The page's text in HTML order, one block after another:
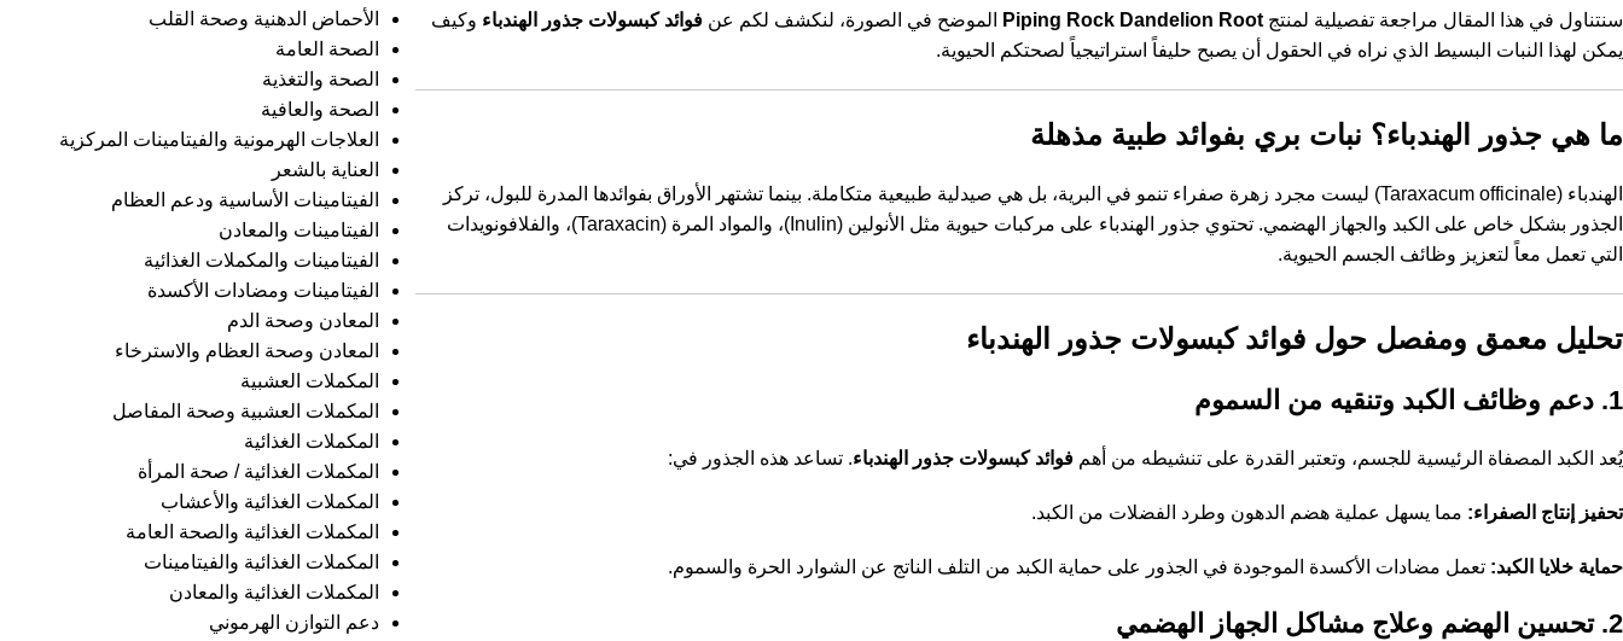
سنتناول في هذا المقال مراجعة تفصيلية لمنتج Piping Rock Dandelion Root الموضح في الصورة، لنكشف لكم عن فوائد كبسولات جذور الهندباء وكيف
يمكن لهذا النبات البسيط الذي نراه في الحقول أن يصبح حليفاً استراتيجياً لصحتكم الحيوية.
ما هي جذور الهندباء؟ نبات بري بفوائد طبية مذهلة
الهندباء (Taraxacum officinale) ليست مجرد زهرة صفراء تنمو في البرية، بل هي صيدلية طبيعية متكاملة. بينما تشتهر الأوراق بفوائدها المدرة للبول، تركز
الجذور بشكل خاص على الكبد والجهاز الهضمي. تحتوي جذور الهندباء على مركبات حيوية مثل الأنولين (Inulin)، والمواد المرة (Taraxacin)، والفلافونويدات
التي تعمل معاً لتعزيز وظائف الجسم الحيوية.
تحليل معمق ومفصل حول فوائد كبسولات جذور الهندباء
1. دعم وظائف الكبد وتنقيه من السموم
يُعد الكبد المصفاة الرئيسية للجسم، وتعتبر القدرة على تنشيطه من أهم فوائد كبسولات جذور الهندباء. تساعد هذه الجذور في:
تحفيز إنتاج الصفراء: مما يسهل عملية هضم الدهون وطرد الفضلات من الكبد.
حماية خلايا الكبد: تعمل مضادات الأكسدة الموجودة في الجذور على حماية الكبد من التلف الناتج عن الشوارد الحرة والسموم.
2. تحسين الهضم وعلاج مشاكل الجهاز الهضمي
الأحماض الدهنية وصحة القلب
الصحة العامة
الصحة والتغذية
الصحة والعافية
العلاجات الهرمونية والفيتامينات المركزية
العناية بالشعر
الفيتامينات الأساسية ودعم العظام
الفيتامينات والمعادن
الفيتامينات والمكملات الغذائية
الفيتامينات ومضادات الأكسدة
المعادن وصحة الدم
المعادن وصحة العظام والاسترخاء
المكملات العشبية
المكملات العشبية وصحة المفاصل
المكملات الغذائية
المكملات الغذائية / صحة المرأة
المكملات الغذائية والأعشاب
المكملات الغذائية والصحة العامة
المكملات الغذائية والفيتامينات
المكملات الغذائية والمعادن
دعم التوازن الهرموني